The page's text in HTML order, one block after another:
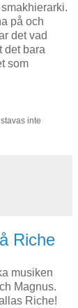
på och
det vad
det bara
som
inte
Riche
musiken
Magnus.
Riche!